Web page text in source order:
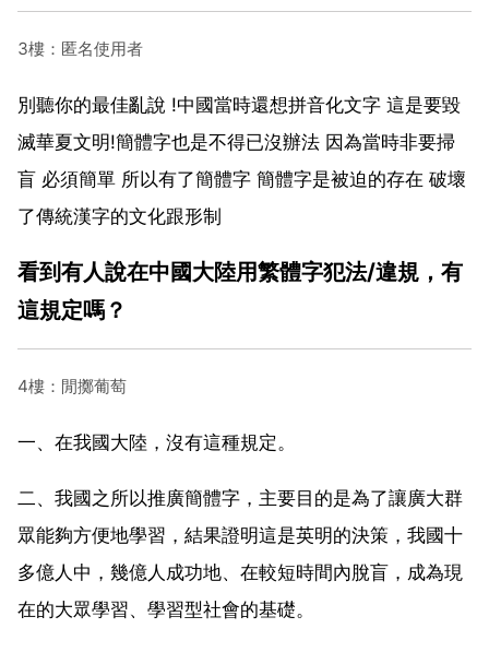
3樓：匿名使用者
別聽你的最佳亂說 !中國當時還想拼音化文字 這是要毀
滅華夏文明!簡體字也是不得已沒辦法 因為當時非要掃
盲 必須簡單 所以有了簡體字 簡體字是被迫的存在 破壞
了傳統漢字的文化跟形制
看到有人說在中國大陸用繁體字犯法/違規，有
這規定嗎？
4樓：閒擲葡萄
一、在我國大陸，沒有這種規定。
二、我國之所以推廣簡體字，主要目的是為了讓廣大群
眾能夠方便地學習，結果證明這是英明的決策，我國十
多億人中，幾億人成功地、在較短時間內脫盲，成為現
在的大眾學習、學習型社會的基礎。